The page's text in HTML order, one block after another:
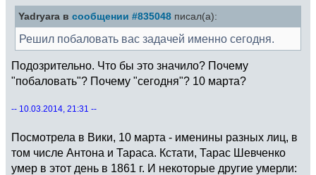
Yadryara в сообщении #835048 писал(а):
Решил побаловать вас задачей именно сегодня.
Подозрительно. Что бы это значило? Почему
"побаловать"? Почему "сегодня"? 10 марта?
-- 10.03.2014, 21:31 --
Посмотрела в Вики, 10 марта - именины разных лиц, в
том числе Антона и Тараса. Кстати, Тарас Шевченко
умер в этот день в 1861 г. И некоторые другие умерли: